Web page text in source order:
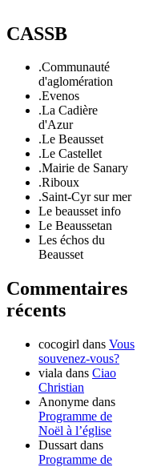
CASSB
.Communauté
d'aglomération
.Evenos
.La Cadière
d'Azur
.Le Beausset
.Le Castellet
.Mairie de Sanary
.Riboux
.Saint-Cyr sur mer
Le beausset info
Le Beaussetan
Les échos du
Beausset
Commentaires
récents
cocogirl dans Vous
souvenez-vous?
viala dans Ciao
Christian
Anonyme dans
Programme de
Noël à l’église
Dussart dans
Programme de